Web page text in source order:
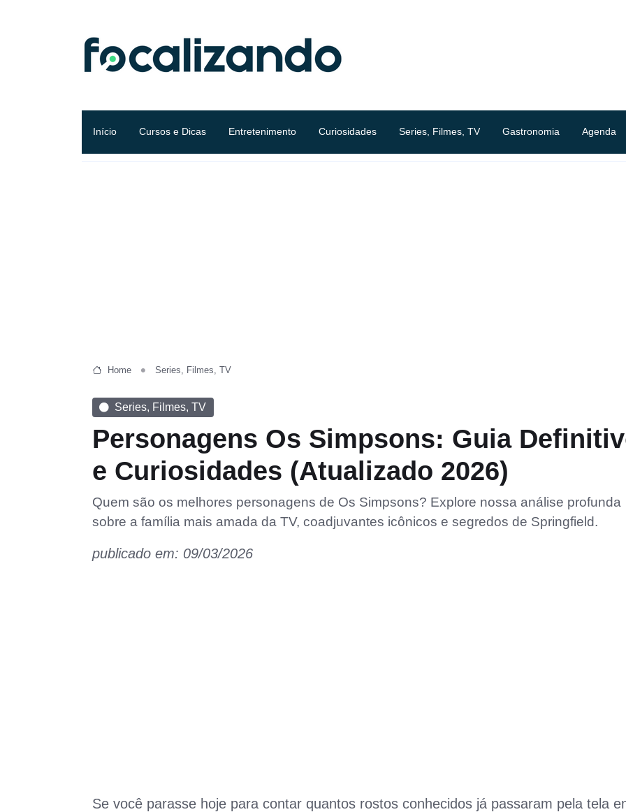
Início Cursos e Dicas Entretenimento Curiosidades Series, Filmes, TV Gastronomia Agenda
Home Series, Filmes, TV
Series, Filmes, TV
Personagens Os Simpsons: Guia
e Curiosidades (Atualizado 2026)
Quem são os melhores personagens de Os Simpsons? Explore nossa análise profunda
sobre a família mais amada da TV, coadjuvantes icônicos e segredos de Springfield.
publicado em: 09/03/2026
Se você parasse hoje para contar quantos rostos conhecidos já passaram pela tela